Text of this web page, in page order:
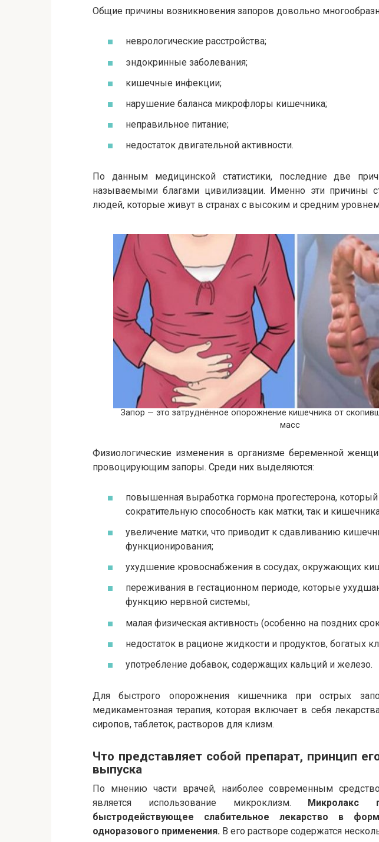
Общие причины возникновения запоров довольно
неврологические расстройства;
эндокринные заболевания;
кишечные инфекции;
нарушение баланса микрофлоры кишечника;
неправильное питание;
недостаток двигательной активности.
По данным медицинской статистики, последние две
называемыми благами цивилизации. Именно эти причины
людей, которые живут в странах с высоким и средним уровнем
Запор — это затруднённое опорожнение кишечника от
масс
Физиологические изменения в организме беременной
провоцирующим запоры. Среди них выделяются:
повышенная выработка гормона прогестерона,
сократительную способность как матки, так и
увеличение матки, что приводит к сдавливанию
функционирования;
ухудшение кровоснабжения в сосудах, окружающих
переживания в гестационном периоде, которые
функцию нервной системы;
малая физическая активность (особенно на поздних
недостаток в рационе жидкости и продуктов, богатых
употребление добавок, содержащих кальций и железо.
Для быстрого опорожнения кишечника при острых
медикаментозная терапия, которая включает в себя
сиропов, таблеток, растворов для клизм.
Что представляет собой препарат, принцип
выпуска
По мнению части врачей, наиболее современным
является использование микроклизм.
Микролакс
быстродействующее слабительное лекарство в
одноразового применения. В его растворе содержатся